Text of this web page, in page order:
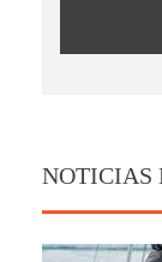
NOTICIAS